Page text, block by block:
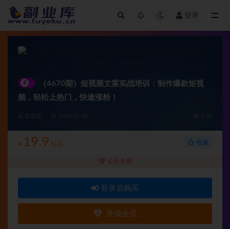
登录
#
（4670期）短视频文案实战培训：制作爆款短视
频，轻松上热门，快速涨粉！
¥ 19.9 钻石 收藏
会员免费
登录后购买
升级会员